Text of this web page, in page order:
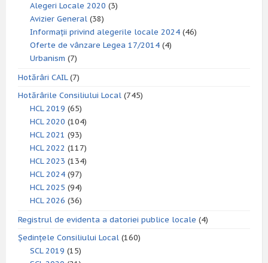
Alegeri Locale 2020 (3)
Avizier General (38)
Informații privind alegerile locale 2024 (46)
Oferte de vânzare Legea 17/2014 (4)
Urbanism (7)
Hotărâri CAIL(7)
Hotărârile Consiliului Local (745)
HCL 2019 (65)
HCL 2020 (104)
HCL 2021 (93)
HCL 2022 (117)
HCL 2023 (134)
HCL 2024 (97)
HCL 2025 (94)
HCL 2026 (36)
Registrul de evidenta a datoriei publice locale (4)
Ședințele Consiliului Local (160)
SCL 2019 (15)